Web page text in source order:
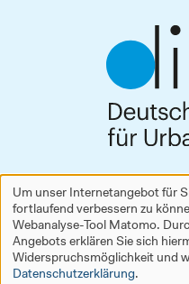
Deutsches
Tel.
difu[at]
Verwendung
Um unser Internetangebot für
fortlaufend verbessern zu
Webanalyse-Tool Matomo.
Angebots erklären Sie sich
Widerspruchsmöglichkeit und
Datenschutzerklärung.